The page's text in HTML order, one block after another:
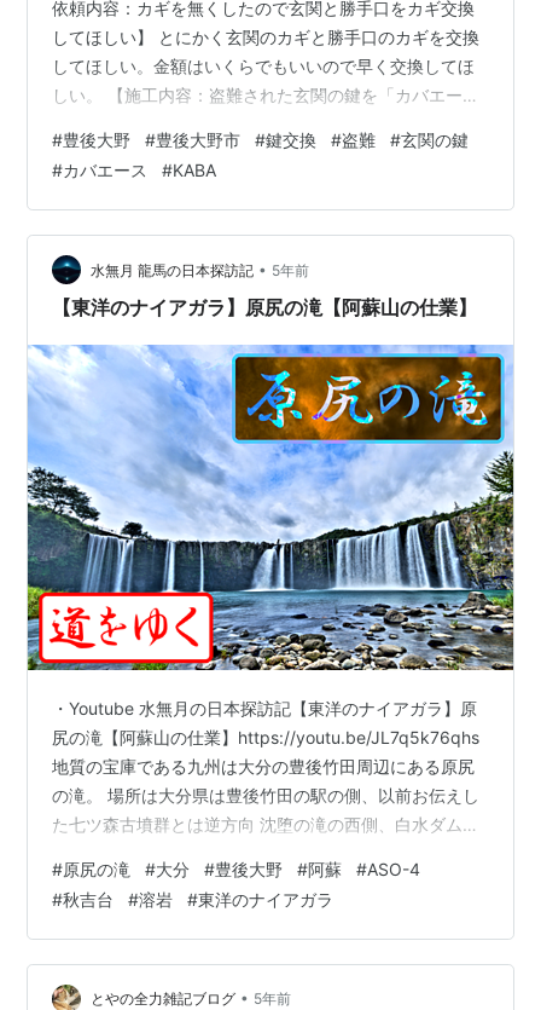
依頼内容：カギを無くしたので玄関と勝手口をカギ交換
してほしい】 とにかく玄関のカギと勝手口のカギを交換
してほしい。金額はいくらでもいいので早く交換してほ
しい。 【施工内容：盗難された玄関の鍵を「カバエース
たが、玄関と勝手口を確認させて頂くと、合計４カ所の
鍵交換で高額になる為、一応お見積書を作成する旨をお
伝えしました。 お見積書を作成していると、ちょうどそ
の時に同居されている息子さんがご帰宅され、私に「ど
ういったことですか？」とお聞きになられました。 そこ
で、これまでの経緯をお…
#豊後大野 #豊後大野市 #鍵交換 #盗難 #玄関の鍵
#カバエース #KABA
水無月 龍馬の日本探訪記 • 5年前
【東洋のナイアガラ】原尻の滝【阿蘇山の仕業】
・Youtube 水無月の日本探訪記【東洋のナイアガラ】原
尻の滝【阿蘇山の仕業】https://youtu.be/JL7q5k76qhs
地質の宝庫である九州は大分の豊後竹田周辺にある原尻
の滝。 場所は大分県は豊後竹田の駅の側、以前お伝えし
た七ツ森古墳群とは逆方向 沈堕の滝の西側、白水ダムの
酢 360ml ×2本 フンドーキン Amazon ほんと好きすぎて
移住したいくらいに良いところ。車で10分も走ればこの
ような非日常が迎えてくれる素晴らしいところ。 Oita成
美 「大分県の素材をクッキング」 かぼすカレー×4個セ
ット 成美 Amazon…
#原尻の滝 #大分 #豊後大野 #阿蘇 #ASO-4
#秋吉台 #溶岩 #東洋のナイアガラ
とやの全力雑記ブログ • 5年前